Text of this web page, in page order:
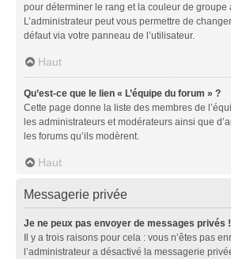
pour déterminer le rang et la couleur de groupe
L’administrateur peut vous permettre de
défaut via votre panneau de l’utilisateur.
Haut
Qu’est-ce que le lien « L’équipe du forum » ?
Cette page donne la liste des membres de
les administrateurs et modérateurs ainsi que
les forums qu’ils modèrent.
Haut
Messagerie privée
Je ne peux pas envoyer de messages privés !
Il y a trois raisons pour cela : vous n’êtes pas
l’administrateur a désactivé la messagerie